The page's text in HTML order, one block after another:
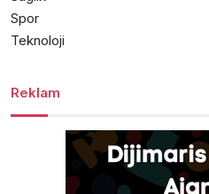
Spor
Teknoloji
Reklam